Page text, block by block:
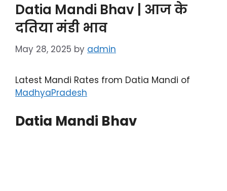
Datia Mandi Bhav | आज के
दतिया मंडी भाव
May 28, 2025 by admin
Latest Mandi Rates from Datia Mandi of
MadhyaPradesh
Datia Mandi Bhav